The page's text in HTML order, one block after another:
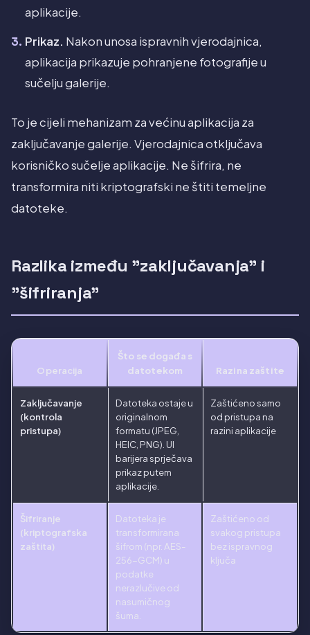
aplikacije.
Prikaz. Nakon unosa ispravnih vjerodajnica,
aplikacija prikazuje pohranjene fotografije u
sučelju galerije.
To je cijeli mehanizam za većinu aplikacija za
zaključavanje galerije. Vjerodajnica otključava
korisničko sučelje aplikacije. Ne šifrira, ne
transformira niti kriptografski ne štiti temeljne
datoteke.
Razlika između "zaključavanja" i
"šifriranja"
Operacija
Što se događa s
datotekom
Razina zaštite
Zaključavanje
(kontrola
pristupa)
Datoteka ostaje u
originalnom
formatu (JPEG,
HEIC, PNG). UI
barijera sprječava
prikaz putem
aplikacije.
Zaštićeno samo
od pristupa na
razini aplikacije
Šifriranje
(kriptografska
zaštita)
Datoteka je
transformirana
šifrom (npr. AES-
256-GCM) u
podatke
nerazlučive od
nasumičnog
šuma.
Zaštićeno od
svakog pristupa
bez ispravnog
ključa